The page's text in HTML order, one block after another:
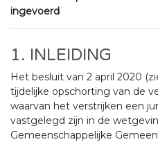
ingevoerd
1. INLEIDING
Het besluit van 2 april 2020
tijdelijke opschorting van de
waarvan het verstrijken een
vastgelegd zijn in de
Gemeenschappelijke